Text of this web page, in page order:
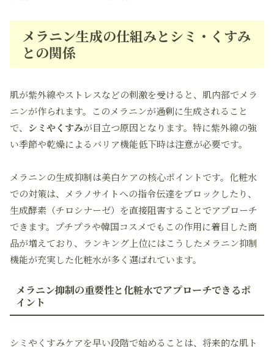
メラニン生成の仕組みとシミ・くすみ
との関係
肌が紫外線やストレスなどの刺激を受けると、肌内部でメラ
ニンが作られます。このメラニンが過剰に生成されること
で、 シミやくすみが目立つ原因となります。特に紫外線の強
い季節や乾燥によるバリア機能低下時は注意が必要です。
メラニンの生成抑制は美白ケアの核心ポイントです。化粧水
での対策は、メラノサイトへの指令伝達をブロックしたり、
生成酵素（チロシナーゼ）を直接阻害することでアプローチ
できます。プチプラや韓国コスメでもこの作用に着目した商
品が増えており、ランキング上位にはこうしたメラニン抑制
機能が充実した化粧水が多く選ばれています。
メラニン抑制の重要性と化粧水でアプローチできるポ
イント
シミやくすみケアを早い段階で始めることは、将来的な肌ト